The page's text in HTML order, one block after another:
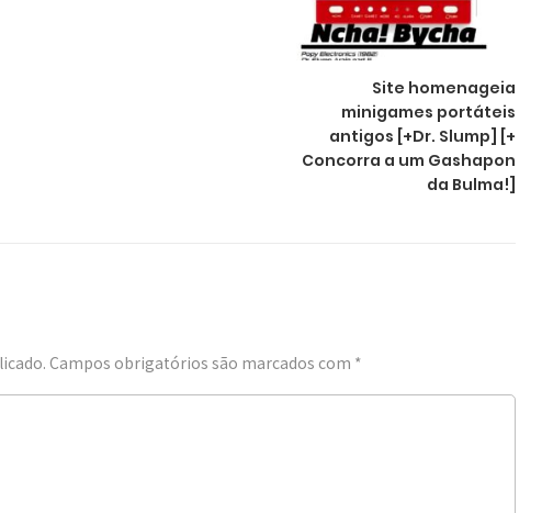
Site homenageia
minigames portáteis
antigos [+Dr. Slump] [+
Concorra a um Gashapon
da Bulma!]
Campos obrigatórios são marcados com *